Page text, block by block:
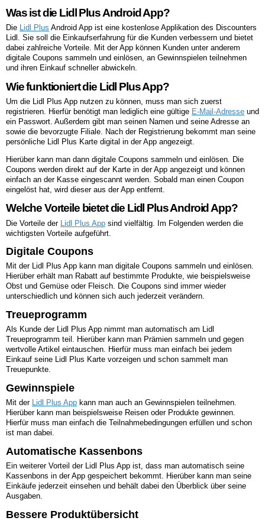
Was ist die Lidl Plus Android App?
Die Lidl Plus Android App ist eine kostenlose Applikation des Discounters
Lidl. Sie soll die Einkaufserfahrung für die Kunden verbessern und bietet
dabei zahlreiche Vorteile. Mit der App können Kunden unter anderem
digitale Coupons sammeln und einlösen, an Gewinnspielen teilnehmen
und ihren Einkauf schneller abwickeln.
Wie funktioniert die Lidl Plus App?
Um die Lidl Plus App nutzen zu können, muss man sich zuerst
registrieren. Hierfür benötigt man lediglich eine gültige E-Mail-Adresse und
ein Passwort. Außerdem gibt man seinen Namen und seine Adresse an
sowie die bevorzugte Filiale. Nach der Registrierung bekommt man seine
persönliche Lidl Plus Karte digital in der App angezeigt.
Hierüber kann man dann digitale Coupons sammeln und einlösen. Die
Coupons werden direkt auf der Karte in der App angezeigt und können
einfach an der Kasse eingescannt werden. Sobald man einen Coupon
eingelöst hat, wird dieser aus der App entfernt.
Welche Vorteile bietet die Lidl Plus Android App?
Die Vorteile der Lidl Plus App sind vielfältig. Im Folgenden werden die
wichtigsten Vorteile aufgeführt.
Digitale Coupons
Mit der Lidl Plus App kann man digitale Coupons sammeln und einlösen.
Hierüber erhält man Rabatt auf bestimmte Produkte, wie beispielsweise
Obst und Gemüse oder Fleisch. Die Coupons sind immer wieder
unterschiedlich und können sich auch jederzeit verändern.
Treueprogramm
Als Kunde der Lidl Plus App nimmt man automatisch am Lidl
Treueprogramm teil. Hierüber kann man Prämien sammeln und gegen
wertvolle Artikel eintauschen. Hierfür muss man einfach bei jedem
Einkauf seine Lidl Plus Karte vorzeigen und schon sammelt man
Treuepunkte.
Gewinnspiele
Mit der Lidl Plus App kann man auch an Gewinnspielen teilnehmen.
Hierüber kann man beispielsweise Reisen oder Produkte gewinnen.
Hierfür muss man einfach die Teilnahmebedingungen erfüllen und schon
ist man dabei.
Automatische Kassenbons
Ein weiterer Vorteil der Lidl Plus App ist, dass man automatisch seine
Kassenbons in der App gespeichert bekommt. Hierüber kann man seine
Einkäufe jederzeit einsehen und behält dabei den Überblick über seine
Ausgaben.
Bessere Produktübersicht